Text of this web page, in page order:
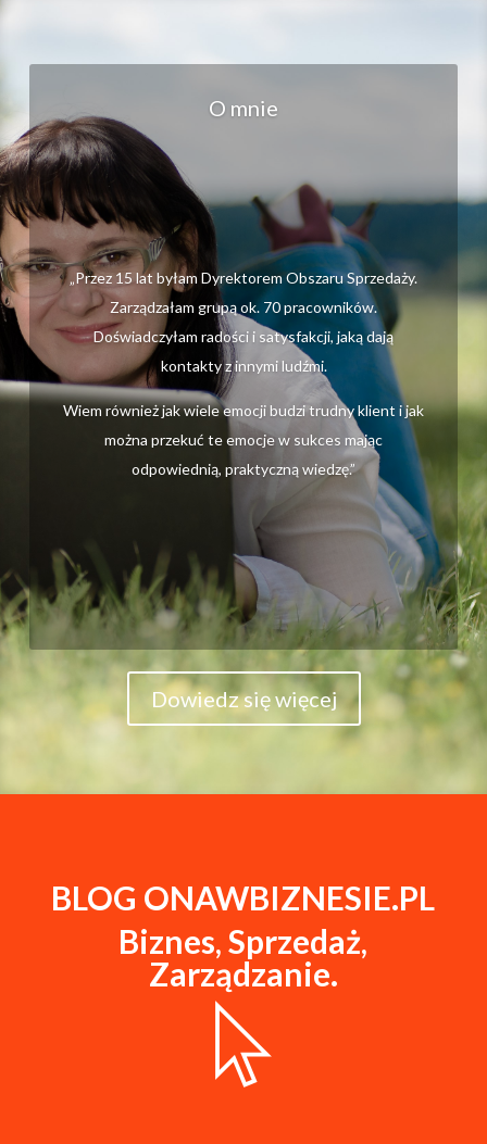
O mnie
„Przez 15 lat byłam Dyrektorem Obszaru Sprzedaży.
Zarządzałam grupą ok. 70 pracowników.
Doświadczyłam radości i satysfakcji, jaką dają
kontakty z innymi ludźmi.
Wiem również jak wiele emocji budzi trudny klient i jak
można przekuć te emocje w sukces mając
odpowiednią, praktyczną wiedzę.”
Dowiedz się więcej
BLOG ONAWBIZNESIE.PL
Biznes, Sprzedaż,
Zarządzanie.